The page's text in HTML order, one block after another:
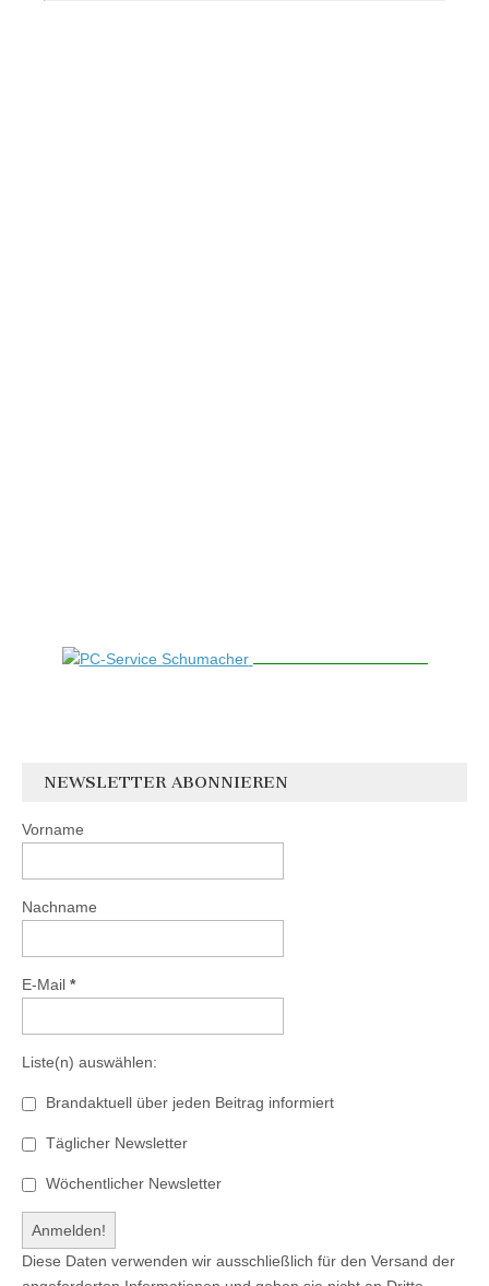
NEWSLETTER ABONNIEREN
Vorname
Nachname
E-Mail *
Liste(n) auswählen:
Brandaktuell über jeden Beitrag informiert
Täglicher Newsletter
Wöchentlicher Newsletter
Diese Daten verwenden wir ausschließlich für den Versand der